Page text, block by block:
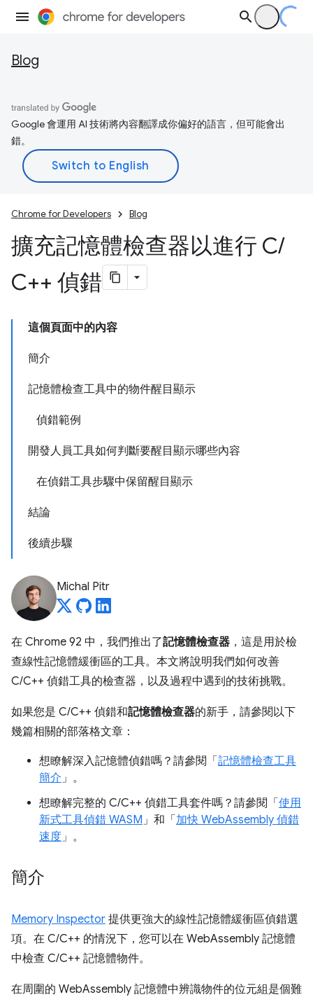
Blog
Google 會運用 AI 技術將內容翻譯成你偏好的語言，但可能會出
錯。
Chrome for Developers Blog
擴充記憶體檢查器以進行 C/
C++ 偵錯
這個頁面中的內容
簡介
記憶體檢查工具中的物件醒目顯示
偵錯範例
開發人員工具如何判斷要醒目顯示哪些內容
在偵錯工具步驟中保留醒目顯示
結論
後續步驟
Michal Pitr
在 Chrome 92 中，我們推出了記憶體檢查器 ，這是用於檢
查線性記憶體緩衝區的工具。本文將說明我們如何改善
C/C++ 偵錯工具的檢查器，以及過程中遇到的技術挑戰。
如果您是 C/C++ 偵錯和記憶體檢查器的新手，請參閱以下
幾篇相關的部落格文章：
想瞭解深入記憶體偵錯嗎？請參閱「 記憶體檢查工具
簡介」。
想瞭解完整的 C/C++ 偵錯工具套件嗎？請參閱「 使用
新式工具偵錯 WASM」和「 加快 WebAssembly 偵錯
速度」。
簡介
Memory Inspector 提供更強大的線性記憶體緩衝區偵錯選
項。在 C/C++ 的情況下，您可以在 WebAssembly 記憶體
中檢查 C/C++ 記憶體物件。
在周圍的 WebAssembly 記憶體中辨識物件的位元組是個難